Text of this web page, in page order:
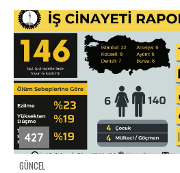
427
GÜNCEL